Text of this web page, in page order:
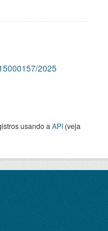
2025
usando a API (veja